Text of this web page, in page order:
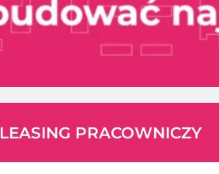
LEASING PRACOWNICZY